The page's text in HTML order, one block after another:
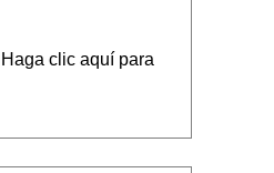
Haga clic aquí para